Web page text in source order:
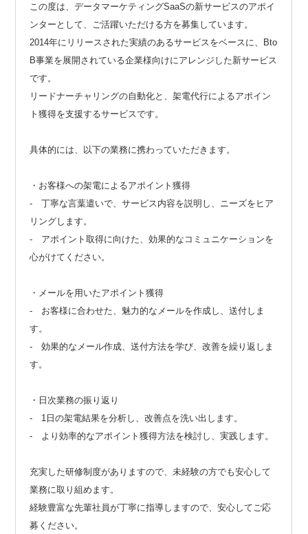
この度は、データマーケティングSaaSの新サービスのアポイ
ンターとして、ご活躍いただける方を募集しています。
2014年にリリースされた実績のあるサービスをベースに、Bto
B事業を展開されている企業様向けにアレンジした新サービス
です。
リードナーチャリングの自動化と、架電代行によるアポイン
ト獲得を支援するサービスです。
具体的には、以下の業務に携わっていただきます。
・お客様への架電によるアポイント獲得
- 丁寧な言葉遣いで、サービス内容を説明し、ニーズをヒア
リングします。
- アポイント取得に向けた、効果的なコミュニケーションを
心がけてください。
・メールを用いたアポイント獲得
- お客様に合わせた、魅力的なメールを作成し、送付しま
す。
- 効果的なメール作成、送付方法を学び、改善を繰り返しま
す。
・日次業務の振り返り
- 1日の架電結果を分析し、改善点を洗い出します。
- より効率的なアポイント獲得方法を検討し、実践します。
充実した研修制度がありますので、未経験の方でも安心して
業務に取り組めます。
経験豊富な先輩社員が丁寧に指導しますので、安心してご応
募ください。